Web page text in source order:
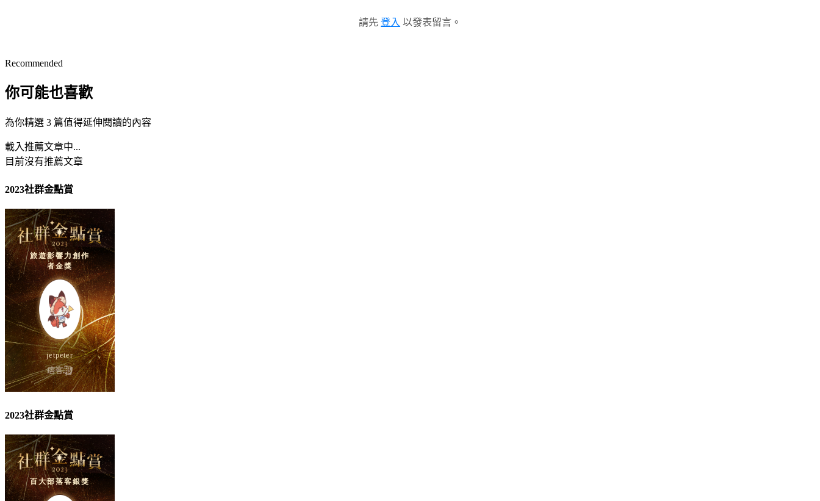
請先 登入 以發表留言。
Recommended
你可能也喜歡
為你精選 3 篇值得延伸閱讀的內容
載入推薦文章中...
目前沒有推薦文章
2023社群金點賞
2023社群金點賞